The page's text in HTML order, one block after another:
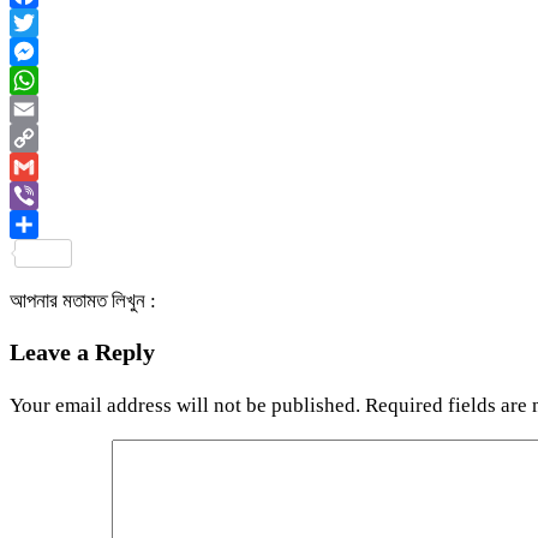
Facebook
Twitter
Messenger
WhatsApp
Email
Copy
Link
Gmail
Viber
আপনার মতামত লিখুন :
Leave a Reply
Your email address will not be published. Required fields are